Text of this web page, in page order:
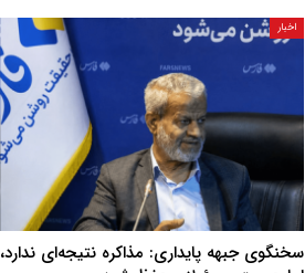
اخبار
سخنگوی جبهه پایداری: مذاکره نتیجه‌ای ندارد،